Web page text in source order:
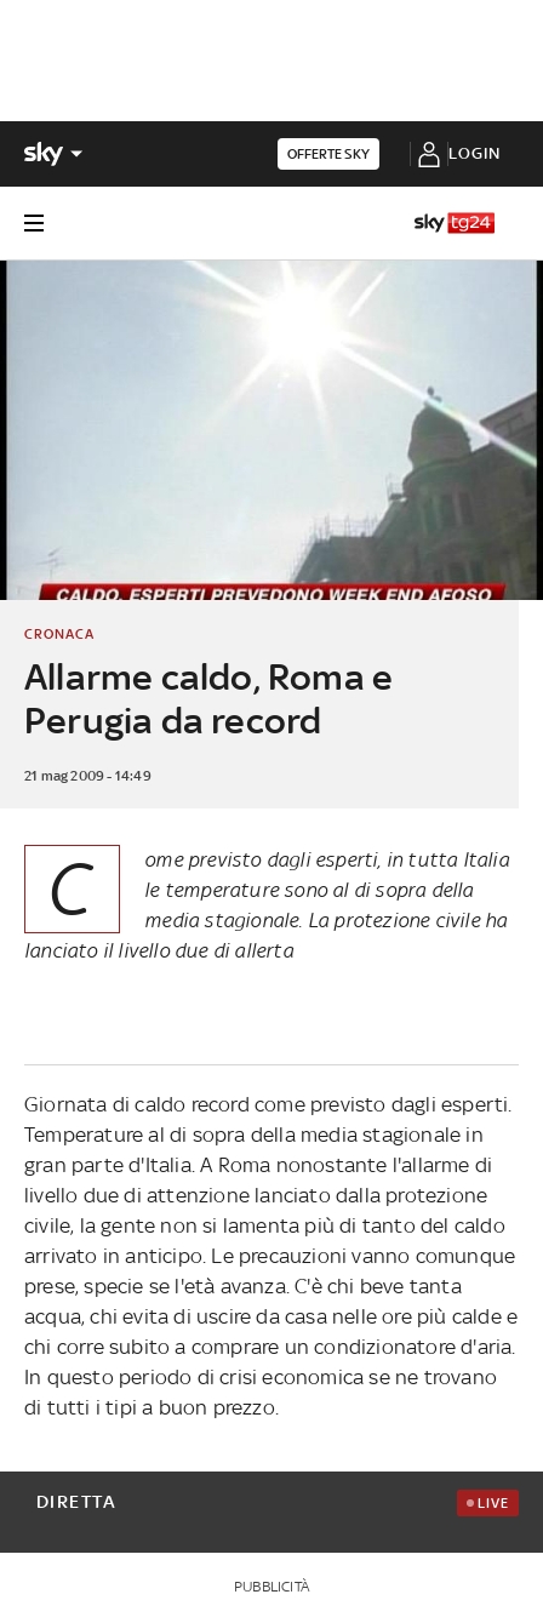
OFFERTE SKY LOGIN
Allarme caldo, Roma e
Perugia da record
CRONACA
21 mag 2009 - 14:49
C
ome previsto dagli esperti, in tutta Italia
le temperature sono al di sopra della
media stagionale. La protezione civile ha
lanciato il livello due di allerta
Giornata di caldo record come previsto dagli esperti.
Temperature al di sopra della media stagionale in
gran parte d'Italia. A Roma nonostante l'allarme di
livello due di attenzione lanciato dalla protezione
civile, la gente non si lamenta più di tanto del caldo
arrivato in anticipo. Le precauzioni vanno comunque
prese, specie se l'età avanza. C'è chi beve tanta
acqua, chi evita di uscire da casa nelle ore più calde e
chi corre subito a comprare un condizionatore d'aria.
In questo periodo di crisi economica se ne trovano
di tutti i tipi a buon prezzo.
DIRETTA LIVE
PUBBLICITÀ